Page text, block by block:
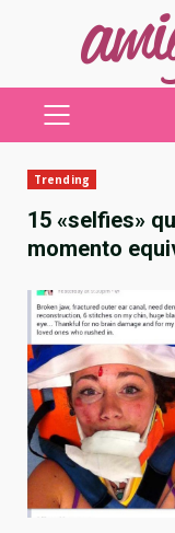
MENÚ
Trending
15 «selfies»
momento